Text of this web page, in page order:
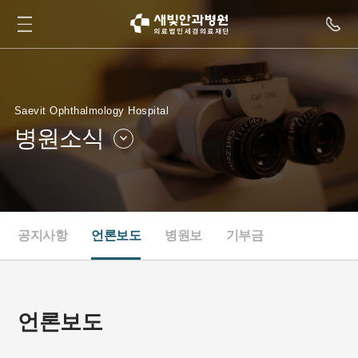
Saevit Ophthalmology Hospital
병원소식
병원소식
새빛TV
인재채용
협력병원
공지사항 언론보도 병원보 기부금
언론보도